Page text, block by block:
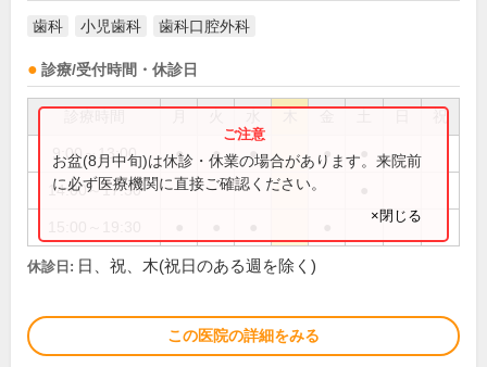
歯科 小児歯科 歯科口腔外科
診療/受付時間・休診日
祝
9:00～13:00 ● ● ● ●
14:00～17:30
お盆(8月中旬)は休診・休業の場合があります。来院前
に必ず医療機関に直接ご確認ください。
×閉じる
休診日: 日、祝、木(祝日のある週を除く)
この医院の詳細をみる